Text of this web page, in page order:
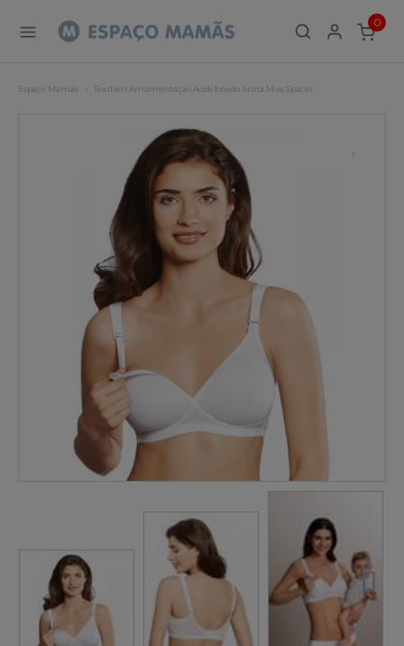
0
ITEMS
Espaço Mamãs Soutien Amamentação Acolchoado Anita Miss Spacer